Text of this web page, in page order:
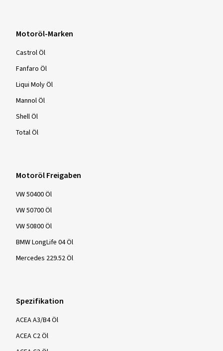
Motoröl-Marken
Castrol Öl
Fanfaro Öl
Liqui Moly Öl
Mannol Öl
Shell Öl
Total Öl
Motoröl Freigaben
VW 50400 Öl
VW 50700 Öl
VW 50800 Öl
BMW LongLife 04 Öl
Mercedes 229.52 Öl
Spezifikation
ACEA A3/B4 Öl
ACEA C2 Öl